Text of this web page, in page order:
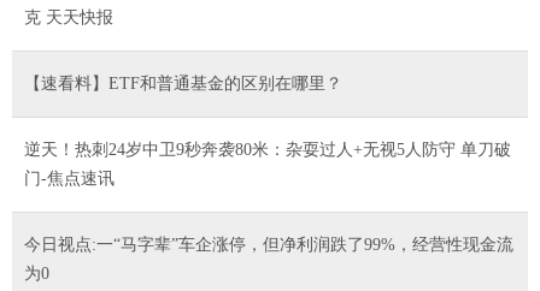
克 天天快报
【速看料】ETF和普通基金的区别在哪里？
逆天！热刺24岁中卫9秒奔袭80米：杂耍过人+无视5人防守 单刀破
门-焦点速讯
今日视点:一“马字辈”车企涨停，但净利润跌了99%，经营性现金流
为0